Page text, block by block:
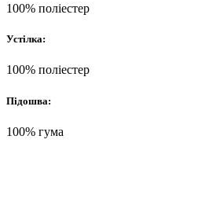
100% поліестер
Устілка:
100% поліестер
Підошва:
100% гума